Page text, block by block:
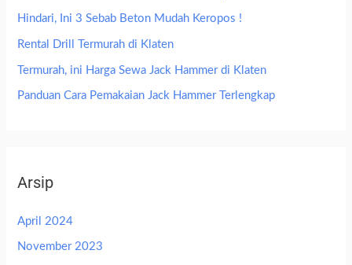
Hindari, Ini 3 Sebab Beton Mudah Keropos !
Rental Drill Termurah di Klaten
Termurah, ini Harga Sewa Jack Hammer di Klaten
Panduan Cara Pemakaian Jack Hammer Terlengkap
Arsip
April 2024
November 2023